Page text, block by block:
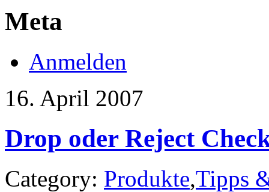
Meta
Anmelden
16. April 2007
Drop oder Reject
Category: Produkte,Tipps